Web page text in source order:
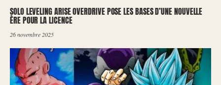
SOLO LEVELING ARISE OVERDRIVE POSE LES BASES D’UNE NOUVELLE
ÈRE POUR LA LICENCE
26 novembre 2025